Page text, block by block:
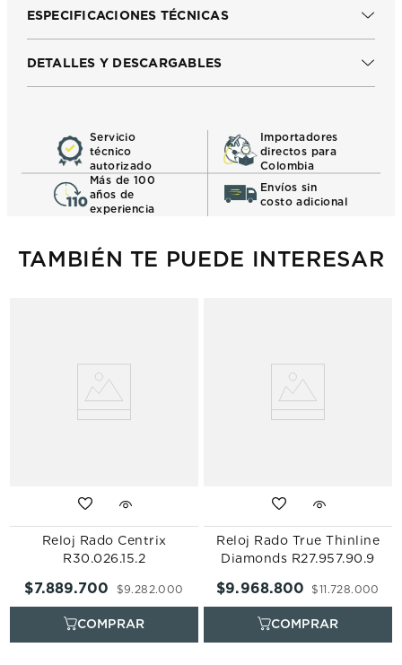
ESPECIFICACIONES TÉCNICAS
DETALLES Y DESCARGABLES
Servicio
técnico
autorizado
Importadores
directos para
Colombia
Más de 100
años de
experiencia
Envíos sin
costo adicional
TAMBIÉN TE PUEDE INTERESAR
Reloj Rado Centrix
R30.026.15.2
$9. 282.000
$7.889.700
Reloj Rado True Thinline
Diamonds R27.957.90.9
$11 .728.000
$9.968.800